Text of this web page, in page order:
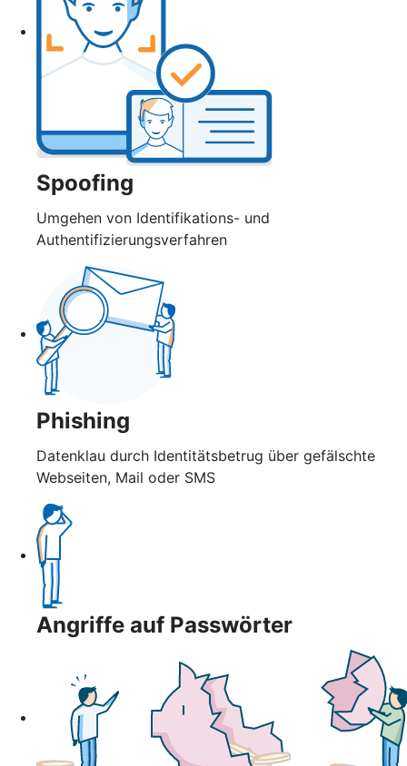
Spoofing
Umgehen von Identifikations- und
Authentifizierungsverfahren
Phishing
Datenklau durch Identitätsbetrug über gefälschte
Webseiten, Mail oder SMS
Angriffe auf Passwörter